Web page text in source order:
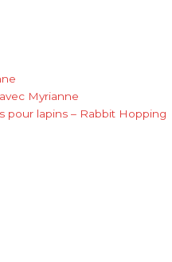
Myrianne
pour lapins – Rabbit Hopping